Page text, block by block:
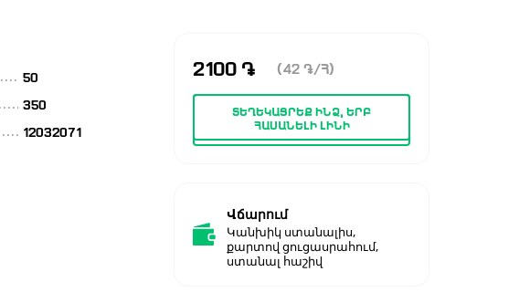
2100 ֏ (42 ֏ /Հ)
ՏԵՂԵԿԱՑՐԵՔ ԻՆՁ, ԵՐԲ
ՀԱՍԱՆԵԼԻ ԼԻՆԻ
Վճարում
Կանխիկ ստանալիս,
քարտով ցուցասրահում,
ստանալ հաշիվ
50
350
12032071